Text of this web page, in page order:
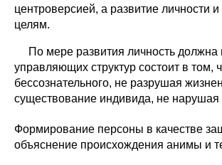
центроверсией, а развитие личности
целям.
По мере развития личность должна
управляющих структур состоит в том,
бессознательного, не разрушая
существование индивида, не нарушая
Формирование персоны в качестве
объяснение происхождения анимы и